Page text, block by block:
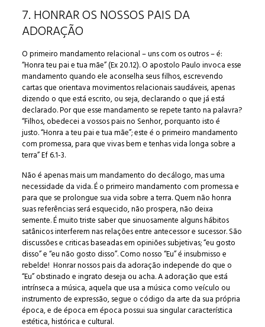
7. HONRAR OS NOSSOS PAIS DA
ADORAÇÃO
O primeiro mandamento relacional – uns com os outros – é:
“Honra teu pai e tua mãe” (Ex 20.12). O apostolo Paulo invoca esse
mandamento quando ele aconselha seus filhos, escrevendo
cartas que orientava movimentos relacionais saudáveis, apenas
dizendo o que está escrito, ou seja, declarando o que já está
declarado. Por que esse mandamento se repete tanto na palavra?
“Filhos, obedecei a vossos pais no Senhor, porquanto isto é
justo. “Honra a teu pai e tua mãe”; este é o primeiro mandamento
com promessa, para que vivas bem e tenhas vida longa sobre a
terra” Ef 6.1-3.
Não é apenas mais um mandamento do decálogo, mas uma
necessidade da vida. É o primeiro mandamento com promessa e
para que se prolongue sua vida sobre a terra. Quem não honra
suas referências será esquecido, não prospera, não deixa
semente. É muito triste saber que sinuosamente alguns hábitos
satânicos interferem nas relações entre antecessor e sucessor. São
discussões e criticas baseadas em opiniões subjetivas; “eu gosto
disso” e “eu não gosto disso”. Como nosso “Eu” é insubmisso e
rebelde! Honrar nossos pais da adoração independe do que o
“Eu” obstinado e ingrato deseja ou acha. A adoração que está
intrínseca a música, aquela que usa a música como veículo ou
instrumento de expressão, segue o código da arte da sua própria
época, e de época em época possui sua singular característica
estética, histórica e cultural.